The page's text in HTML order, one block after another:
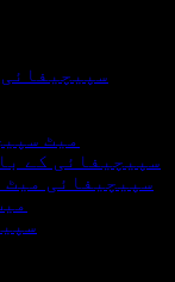
میٹ
سپیچیفائی کے
سپیچیفائی میٹ